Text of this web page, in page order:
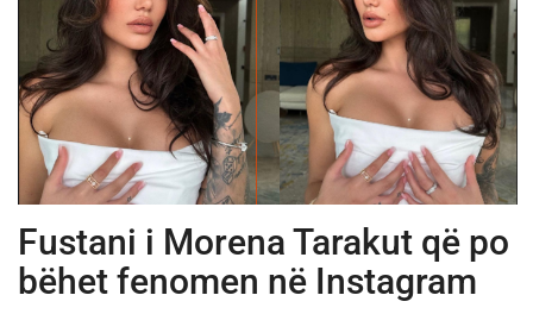
BOTA
TECH
JETA
SPORTI
SHENDETI
Fustani i Morena Tarakut që po
bëhet fenomen në Instagram